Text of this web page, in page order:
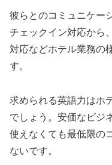
彼らとのコミュニケー
チェックイン対応から
対応などホテル業務の
す。
求められる英語力はホ
でしょう。安価なビジ
使えなくても最低限の
ないです。